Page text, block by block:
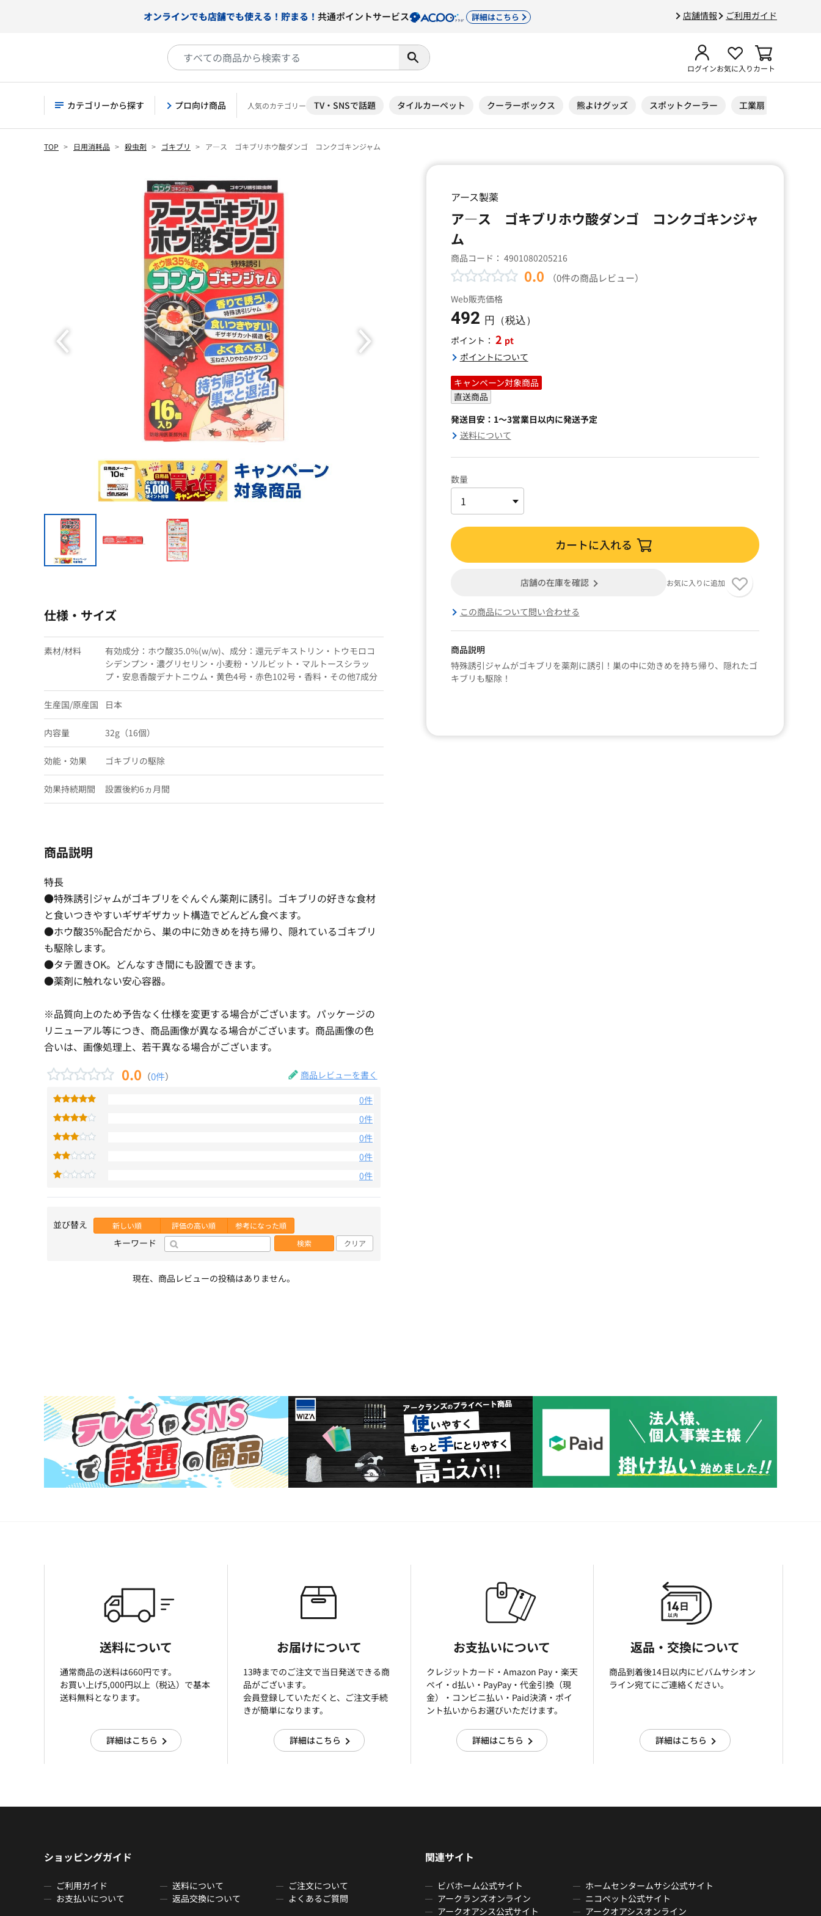
店舗情報 ご利用ガイド
オンラインでも店舗でも使える！貯まる！ 共通ポイントサービス 詳細はこちら
ログインお気に入りカート
カテゴリーから探す プロ向け商品 人気のカテゴリー TV・SNSで話題 タイルカーペット クーラーボックス 熊よけグッズ スポットクーラー 工業扇
TOP 日用消耗品 殺虫剤 ゴキブリ ア―ス ゴキブリホウ酸ダンゴ コンクゴキンジャム
アース製薬
ア―ス ゴキブリホウ酸ダンゴ コンクゴキンジャ
ム
商品コード： 4901080205216
0.0 （0件の商品レビュー）
Web販売価格
492 円（税込）
ポイント： 2 pt
ポイントについて
キャンペーン対象商品
直送商品
発送目安：1～3営業日以内に発送予定
送料について
数量
カートに入れる
店舗の在庫を確認 お気に入りに追加
この商品について問い合わせる
商品説明
特殊誘引ジャムがゴキブリを薬剤に誘引！巣の中に効きめを持ち帰り、隠れたゴ
キブリも駆除！
仕様・サイズ
素材/材料
有効成分：ホウ酸35.0%(w/w)、成分：還元デキストリン・トウモロコ
シデンプン・濃グリセリン・小麦粉・ソルビット・マルトースシラッ
プ・安息香酸デナトニウム・黄色4号・赤色102号・香料・その他7成分
生産国/原産国 日本
内容量 32g（16個）
効能・効果 ゴキブリの駆除
効果持続期間 設置後約6ヵ月間
商品説明
特長
●特殊誘引ジャムがゴキブリをぐんぐん薬剤に誘引。ゴキブリの好きな食材
と食いつきやすいギザギザカット構造でどんどん食べます。
●ホウ酸35%配合だから、巣の中に効きめを持ち帰り、隠れているゴキブリ
も駆除します。
●タテ置きOK。どんなすき間にも設置できます。
●薬剤に触れない安心容器。
※品質向上のため予告なく仕様を変更する場合がございます。パッケージの
リニューアル等につき、商品画像が異なる場合がございます。商品画像の色
合いは、画像処理上、若干異なる場合がございます。
0.0 （0件） 商品レビューを書く
0件
0件
0件
0件
0件
並び替え 新しい順 評価の高い順 参考になった順
キーワード 検索 クリア
現在、商品レビューの投稿はありません。
送料について
通常商品の送料は660円です。
お買い上げ5,000円以上（税込）で基本
送料無料となります。
詳細はこちら
お届けについて
13時までのご注文で当日発送できる商
品がございます。
会員登録していただくと、ご注文手続
きが簡単になります。
詳細はこちら
お支払いについて
クレジットカード・Amazon Pay・楽天
ぺイ・d払い・PayPay・代金引換（現
金）・コンビニ払い・Paid決済・ポイ
ント払いからお選びいただけます。
詳細はこちら
返品・交換について
商品到着後14日以内にビバムサシオン
ライン宛てにご連絡ください。
詳細はこちら
ショッピングガイド
ご利用ガイド 送料について
ご注文について
お支払いについて
返品交換について よくあるご質問
関連サイト
ビバホーム公式サイト
ホームセンタームサシ公式サイト
アークランズオンライン
ニコペット公式サイト
アークオアシス公式サイト
アークオアシスオンライン